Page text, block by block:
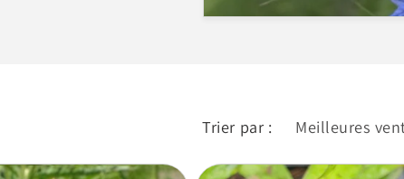
Trier par :